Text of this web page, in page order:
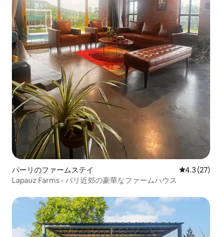
パーリのファームステイ レビュー27
4.3 (27)
Lapauz Farms - パリ近郊の豪華なファームハウス